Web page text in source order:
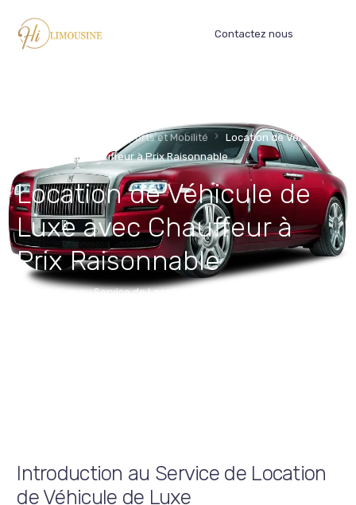
Contactez nous
Transports et Mobilité
Location de Véhicule
de Luxe avec Chauffeur à Prix Raisonnable
Location de Véhicule de
Luxe avec Chauffeur à
Prix Raisonnable
Introduction au Service de Location de Véhicule de Luxe La
Introduction au Service de Location
de Véhicule de Luxe